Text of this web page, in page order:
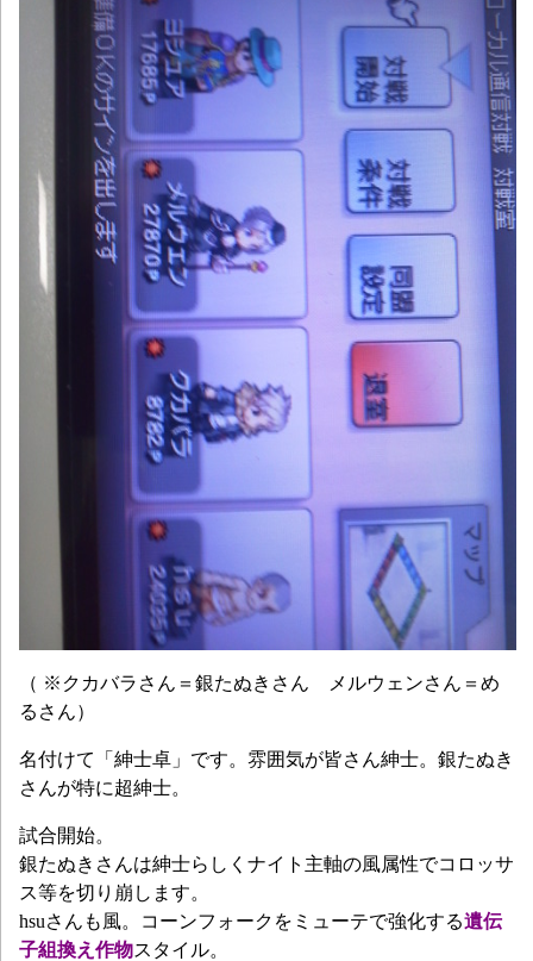
（ ※クカバラさん＝銀たぬきさん メルウェンさん＝め
るさん）
名付けて「紳士卓」です。雰囲気が皆さん紳士。銀たぬき
さんが特に超紳士。
試合開始。
銀たぬきさんは紳士らしくナイト主軸の風属性でコロッサ
ス等を切り崩します。
hsuさんも風。コーンフォークをミューテで強化する遺伝
子組換え作物スタイル。